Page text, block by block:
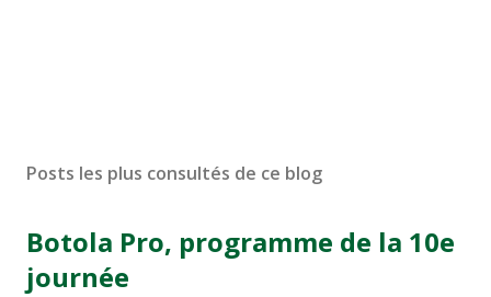
Posts les plus consultés de ce blog
Botola Pro, programme de la 10e
journée